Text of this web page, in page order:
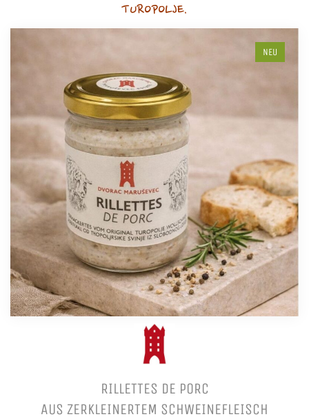
TUROPOLJE.
NEU
RILLETTES DE PORC
AUS ZERKLEINERTEM SCHWEINEFLEISCH